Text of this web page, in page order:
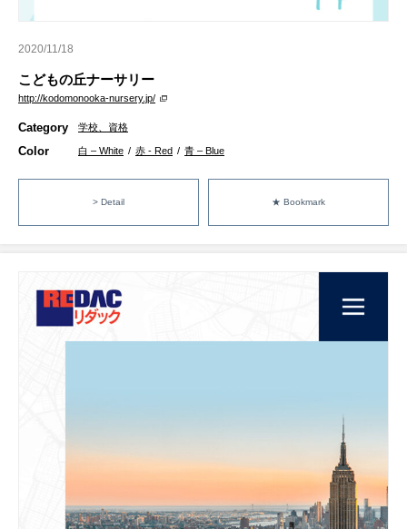
2020/11/18
こどもの丘ナーサリー
http://kodomonooka-nursery.jp/
Category 学校、資格
Color 白 – White / 赤 - Red / 青 – Blue
> Detail ★ Bookmark